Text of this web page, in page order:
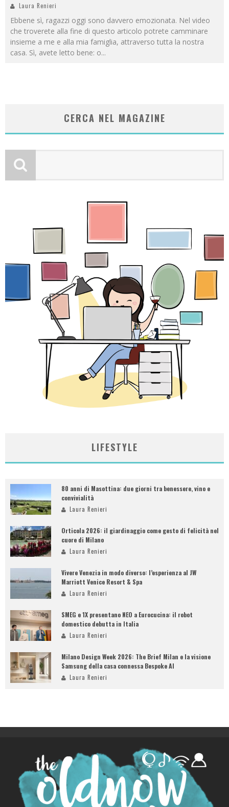
Laura Renieri
Ebbene sì, ragazzi oggi sono davvero emozionata. Nel video
che troverete alla fine di questo articolo potrete camminare
insieme a me e alla mia famiglia, attraverso tutta la nostra
casa. Sì, avete letto bene: o...
CERCA NEL MAGAZINE
LIFESTYLE
80 anni di Masottina: due giorni tra benessere, vino e
convivialità
Laura Renieri
Orticola 2026: il giardinaggio come gesto di felicità nel
cuore di Milano
Laura Renieri
Vivere Venezia in modo diverso: l’esperienza al JW
Marriott Venice Resort & Spa
Laura Renieri
SMEG e 1X presentano NEO a Eurocucina: il robot
domestico debutta in Italia
Laura Renieri
Milano Design Week 2026: The Brief Milan e la visione
Samsung della casa connessa Bespoke AI
Laura Renieri